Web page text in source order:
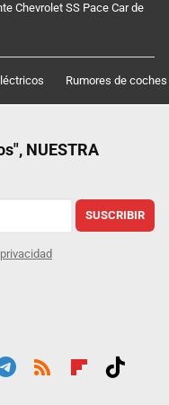
Chevrolet SS Pace Car de
Rumores de coches
NUESTRA
SUSCRIBIR